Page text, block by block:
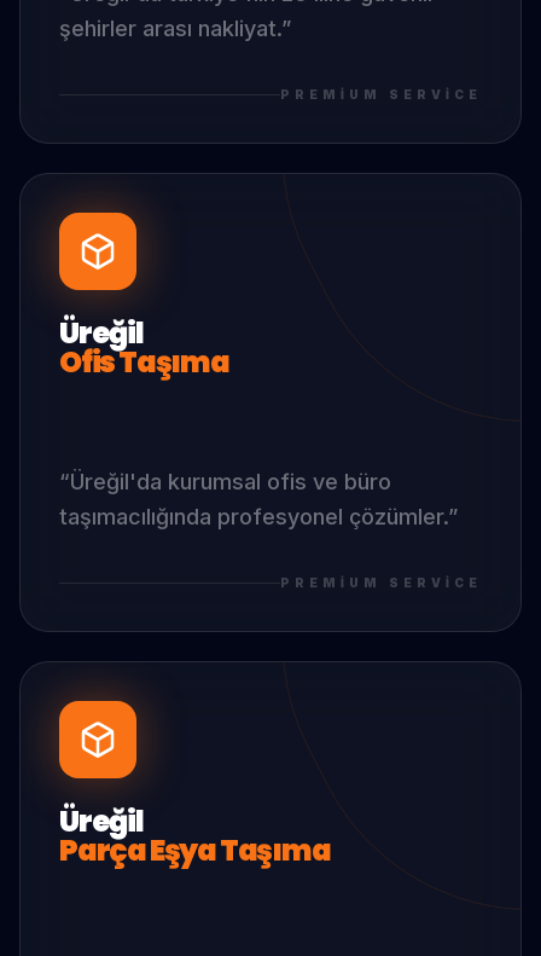
şehirler arası nakliyat.”
PREMIUM SERVICE
Üreğil
Ofis Taşıma
“Üreğil'da kurumsal ofis ve büro
taşımacılığında profesyonel çözümler.”
PREMIUM SERVICE
Üreğil
Parça Eşya Taşıma